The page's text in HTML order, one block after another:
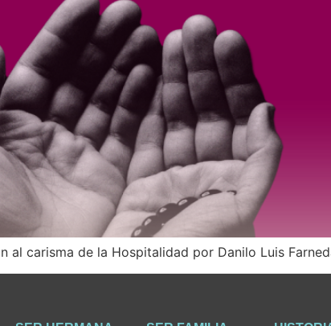
carisma de la Hospitalidad por Danilo Luis